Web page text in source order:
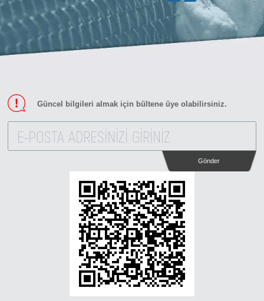
Güncel bilgileri almak için bültene üye olabilirsiniz.
Gönder